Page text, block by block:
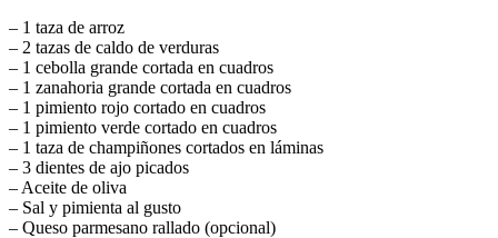
– 1 taza de arroz
– 2 tazas de caldo de verduras
– 1 cebolla grande cortada en cuadros
– 1 zanahoria grande cortada en cuadros
– 1 pimiento rojo cortado en cuadros
– 1 pimiento verde cortado en cuadros
– 1 taza de champiñones cortados en láminas
– 3 dientes de ajo picados
– Aceite de oliva
– Sal y pimienta al gusto
– Queso parmesano rallado (opcional)